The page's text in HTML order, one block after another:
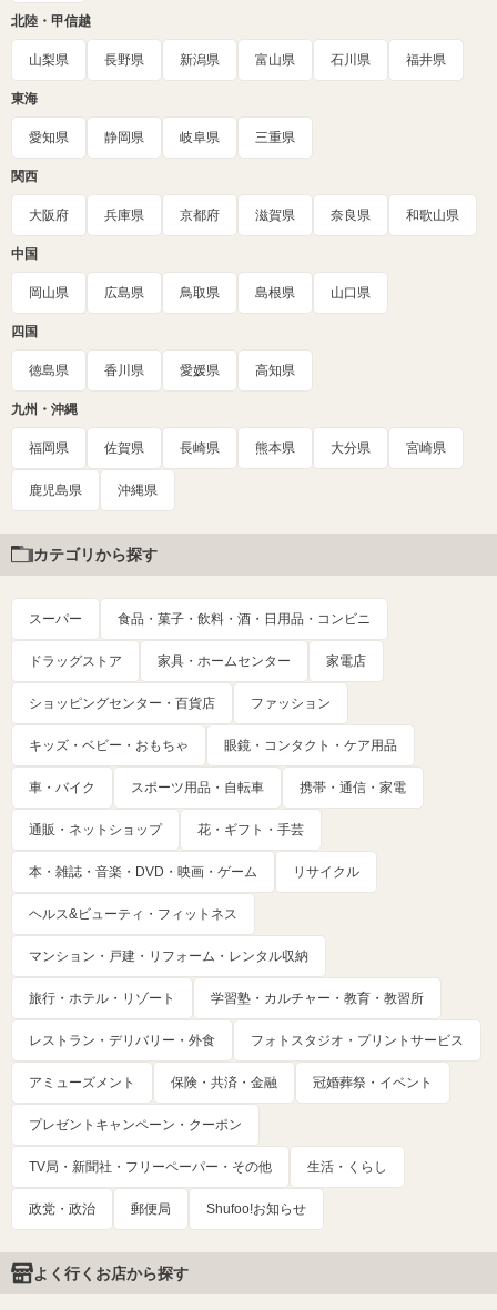
北陸・甲信越
山梨県 長野県 新潟県 富山県 石川県 福井県
東海
愛知県 静岡県 岐阜県 三重県
関西
大阪府 兵庫県 京都府 滋賀県 奈良県 和歌山県
中国
岡山県 広島県 鳥取県 島根県 山口県
四国
徳島県 香川県 愛媛県 高知県
九州・沖縄
福岡県 佐賀県 長崎県 熊本県 大分県 宮崎県
鹿児島県 沖縄県
カテゴリから探す
スーパー 食品・菓子・飲料・酒・日用品・コンビニ
ドラッグストア 家具・ホームセンター 家電店
ショッピングセンター・百貨店 ファッション
キッズ・ベビー・おもちゃ 眼鏡・コンタクト・ケア用品
車・バイク スポーツ用品・自転車 携帯・通信・家電
通販・ネットショップ 花・ギフト・手芸
本・雑誌・音楽・DVD・映画・ゲーム リサイクル
ヘルス&ビューティ・フィットネス
マンション・戸建・リフォーム・レンタル収納
旅行・ホテル・リゾート 学習塾・カルチャー・教育・教習所
レストラン・デリバリー・外食 フォトスタジオ・プリントサービス
アミューズメント 保険・共済・金融 冠婚葬祭・イベント
プレゼントキャンペーン・クーポン
TV局・新聞社・フリーペーパー・その他 生活・くらし
政党・政治 郵便局 Shufoo!お知らせ
よく行くお店から探す